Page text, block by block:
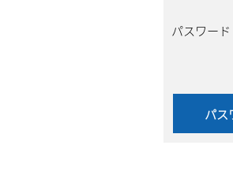
パスワード